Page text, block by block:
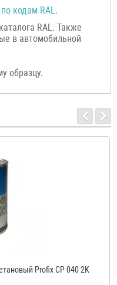
кодам RAL.
RAL. Также
в автомобильной
образцу.
Profix CP 040 2K